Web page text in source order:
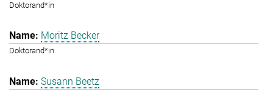
Doktorand*in
Moritz Becker
Doktorand*in
Susann Beetz